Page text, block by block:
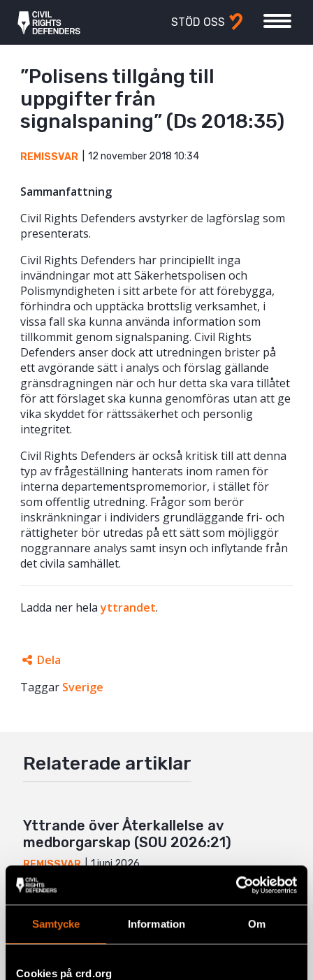
Samtycke Information Om
Cookies på crd.org
STÖD OSS
”Polisens tillgång till
uppgifter från
signalspaning” (Ds 2018:35)
REMISSVAR 12 november 2018 10:34
Sammanfattning
Civil Rights Defenders avstyrker de lagförslag som
presenterats.
Civil Rights Defenders har principiellt inga
invändningar mot att Säkerhetspolisen och
Polismyndigheten i sitt arbete för att förebygga,
förhindra och upptäcka brottslig verksamhet, i
vissa fall ska kunna använda information som
tillkommit genom signalspaning. Civil Rights
Defenders anser dock att utredningen brister på
ett avgörande sätt i analys och förslag gällande
gränsdragningen när och hur detta ska vara tillåtet
för att förslaget ska kunna genomföras utan att ge
vika skyddet för rättssäkerhet och personlig
integritet.
Civil Rights Defenders är också kritisk till att denna
typ av frågeställning hanterats inom ramen för
interna departementspromemorior, i stället för
som offentlig utredning. Frågor som berör
inskränkningar i individers grundläggande fri- och
rättigheter bör utredas på ett sätt som möjliggör
noggrannare analys samt insyn och inflytande från
det civila samhället.
Ladda ner helayttrandet.
Dela
Facebook
Mail
Taggar Sverige
Relaterade artiklar
Yttrande över Återkallelse av
medborgarskap (SOU 2026:21)
REMISSVAR 1 juni 2026
Yttrande över Straffansvar för
kriminella sammanslutningar (SOU
2026:13)
REMISSVAR 26 maj 2026